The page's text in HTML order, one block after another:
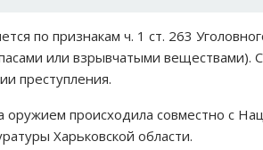
по признакам ч. 1 ст. 263
или взрывчатыми веществами).
преступления.
происходила совместно с
Харьковской области.